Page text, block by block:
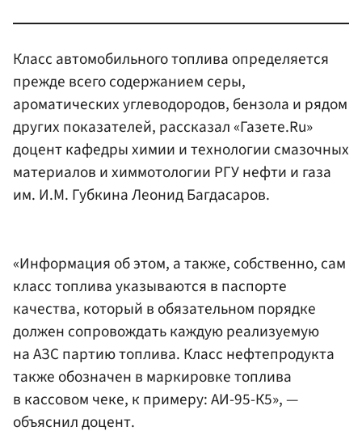
Класс автомобильного топлива определяется
прежде всего содержанием серы,
ароматических углеводородов, бензола и рядом
других показателей, рассказал «Газете.Ru»
доцент кафедры химии и технологии смазочных
материалов и химмотологии РГУ нефти и газа
им. И.М. Губкина Леонид Багдасаров.
«Информация об этом, а также, собственно, сам
класс топлива указываются в паспорте
качества, который в обязательном порядке
должен сопровождать каждую реализуемую
на АЗС партию топлива. Класс нефтепродукта
также обозначен в маркировке топлива
в кассовом чеке, к примеру: АИ-95-К5», —
объяснил доцент.